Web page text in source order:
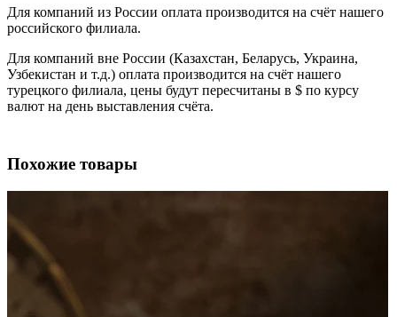
Для компаний из России оплата производится на счёт нашего
российского филиала.
Для компаний вне России (Казахстан, Беларусь, Украина,
Узбекистан и т.д.) оплата производится на счёт нашего
турецкого филиала, цены будут пересчитаны в $ по курсу
валют на день выставления счёта.
Похожие товары